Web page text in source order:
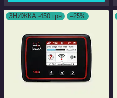
ЗНИЖКА -450 грн –25%